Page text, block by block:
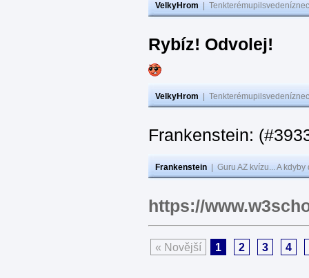
VelkyHrom
Rybíz! Odvolej!
VelkyHrom
Frankenstein:
Frankenstein Guru AZ kvízu... A
https://
« Novější 1 2 3 4